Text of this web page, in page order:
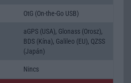
OtG (On-the-Go USB)
aGPS (USA), Glonass (Orosz),
BDS (Kína), Galileo (EU), QZSS
(Japán)
Nincs